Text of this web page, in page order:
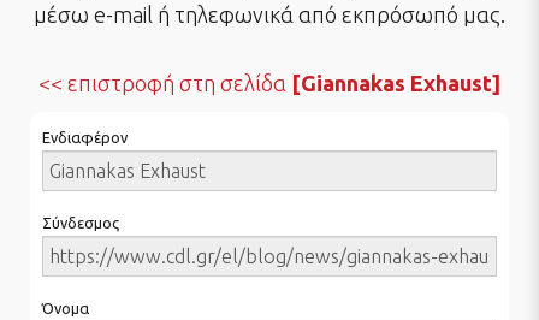
μέσω e-mail ή τηλεφωνικά από εκπρόσωπό μας.
επιστροφή στη σελίδα [Giannakas Exhaust]
Ενδιαφέρον
Σύνδεσμος
Όνομα